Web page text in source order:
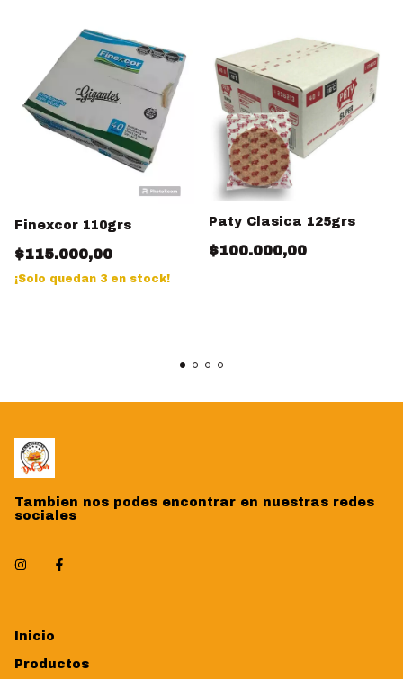
Finexcor 110grs
$115.000,00
¡Solo quedan 3 en stock!
Paty Clasica 125grs
$100.000,00
Tambien nos podes encontrar en nuestras redes
sociales
Inicio
Productos